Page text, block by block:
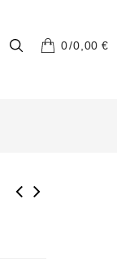
0 0,00€